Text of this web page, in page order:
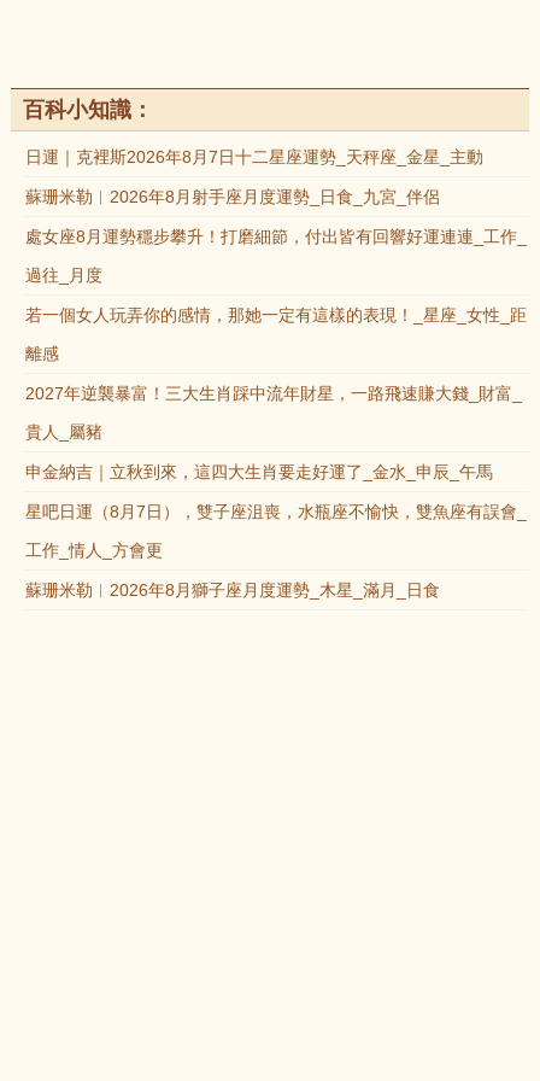
百科小知識：
日運｜克裡斯2026年8月7日十二星座運勢_天秤座_金星_主動
蘇珊米勒︱2026年8月射手座月度運勢_日食_九宮_伴侶
處女座8月運勢穩步攀升！打磨細節，付出皆有回響好運連連_工作_
過往_月度
若一個女人玩弄你的感情，那她一定有這樣的表現！_星座_女性_距
離感
2027年逆襲暴富！三大生肖踩中流年財星，一路飛速賺大錢_財富_
貴人_屬豬
申金納吉｜立秋到來，這四大生肖要走好運了_金水_申辰_午馬
星吧日運（8月7日），雙子座沮喪，水瓶座不愉快，雙魚座有誤會_
工作_情人_方會更
蘇珊米勒︱2026年8月獅子座月度運勢_木星_滿月_日食